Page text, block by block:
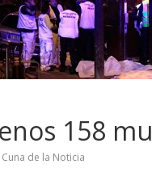
158
Cuna de la Noticia